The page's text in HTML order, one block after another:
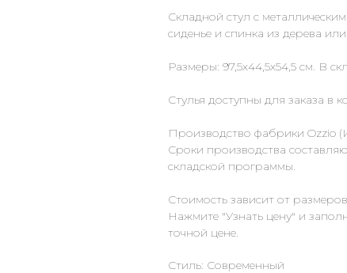
Складной стул с
сиденье и спинка из дерева
Размеры: 97,5х44,5х54,5 см. В
Стулья доступны для заказа в
Производство фабрики Ozzio
Сроки производства
складской программы.
Стоимость зависит от
Нажмите "Узнать цену" и
точной цене.
Стиль: Современный